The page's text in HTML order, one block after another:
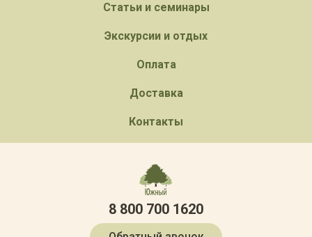
Статьи и семинары
Экскурсии и отдых
Оплата
Доставка
Контакты
8 800 700 1620